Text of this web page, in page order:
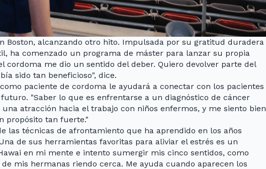
Boston, alcanzando otro hito. Impulsada por su gratitud duradera
ha comenzado un programa de máster para lanzar su propia
cordoma me dio un sentido del deber. Quiero devolver parte del
sido tan beneficioso", dice.
paciente de cordoma le ayudará a conectar con los pacientes
"Saber lo que es enfrentarse a un diagnóstico de cáncer
atracción hacia el trabajo con niños enfermos, y me siento bien
propósito tan fuerte."
las técnicas de afrontamiento que ha aprendido en los años
de sus herramientas favoritas para aliviar el estrés es un
en mi mente e intento sumergir mis cinco sentidos, como
mis hermanas riendo cerca. Me ayuda cuando aparecen los